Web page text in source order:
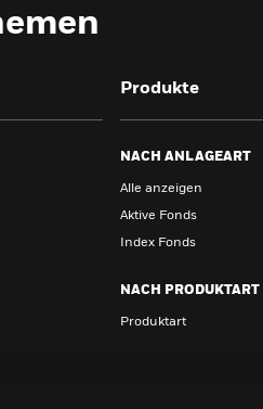
Produkte
NACH ANLAGEART
Alle anzeigen
Aktive Fonds
Index Fonds
NACH PRODUKTART
Produktart